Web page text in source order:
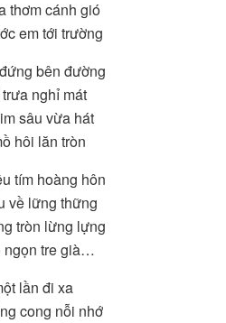
thơm cánh gió
em tới trường
bên đường
nghỉ mát
sâu vừa hát
hôi lăn tròn
tím hoàng hôn
về lững thững
tròn lừng lựng
ngọn tre già…
lần đi xa
cong nỗi nhớ